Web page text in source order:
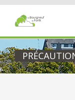
Passer
contenu